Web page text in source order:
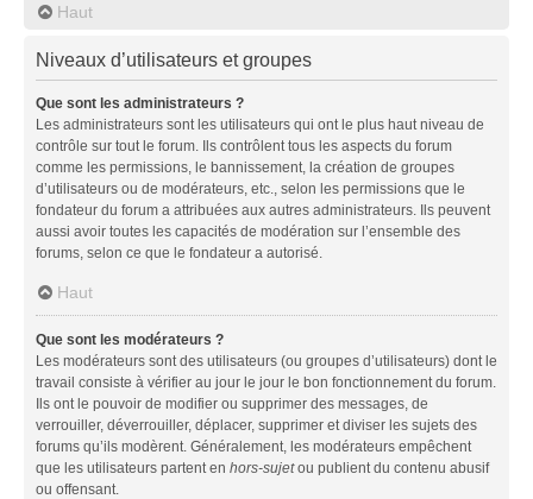
Haut
Niveaux d’utilisateurs et groupes
Que sont les administrateurs ?
Les administrateurs sont les utilisateurs qui ont le plus haut niveau de
contrôle sur tout le forum. Ils contrôlent tous les aspects du forum
comme les permissions, le bannissement, la création de groupes
d’utilisateurs ou de modérateurs, etc., selon les permissions que le
fondateur du forum a attribuées aux autres administrateurs. Ils peuvent
aussi avoir toutes les capacités de modération sur l’ensemble des
forums, selon ce que le fondateur a autorisé.
Haut
Que sont les modérateurs ?
Les modérateurs sont des utilisateurs (ou groupes d’utilisateurs) dont le
travail consiste à vérifier au jour le jour le bon fonctionnement du forum.
Ils ont le pouvoir de modifier ou supprimer des messages, de
verrouiller, déverrouiller, déplacer, supprimer et diviser les sujets des
forums qu’ils modèrent. Généralement, les modérateurs empêchent
que les utilisateurs partent en hors-sujetou publient du contenu abusif
ou offensant.